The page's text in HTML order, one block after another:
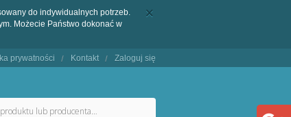
do indywidualnych potrzeb.
Możecie Państwo dokonać w
prywatności Kontakt Zaloguj się